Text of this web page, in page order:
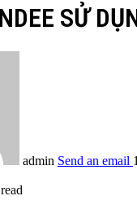
SỬ
admin Send an email